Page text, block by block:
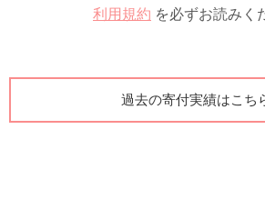
利用規約 を必ずお読みく
過去の寄付実績はこち